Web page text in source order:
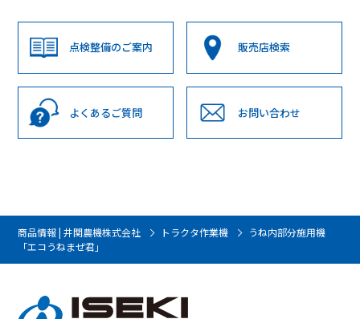
点検整備のご案内 販売店検索
よくあるご質問 お問い合わせ
商品情報 | 井関農機株式会社 トラクタ作業機
うね内部分施用機
「エコうねまぜ君」